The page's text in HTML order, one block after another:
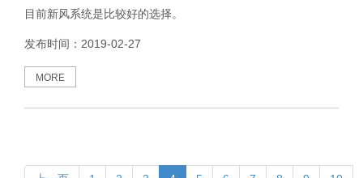
目前新风系统是比较好的选择。
发布时间：2019-02-27
MORE